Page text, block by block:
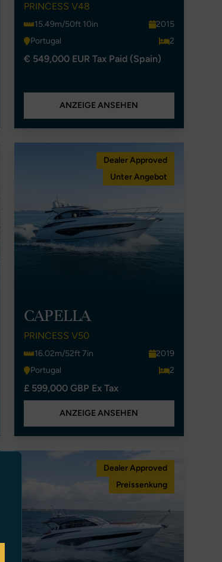
PRINCESS V48
15.49m/50ft 10in
2015
Portugal
2
€ 549,000 EUR Tax Paid (Spain)
ANZEIGE ANSEHEN
Dealer Approved
Unter Angebot
CAPELLA
PRINCESS V50
16.02m/52ft 7in
2019
Portugal
2
£ 599,000 GBP Ex Tax
ANZEIGE ANSEHEN
Dealer Approved
Preissenkung